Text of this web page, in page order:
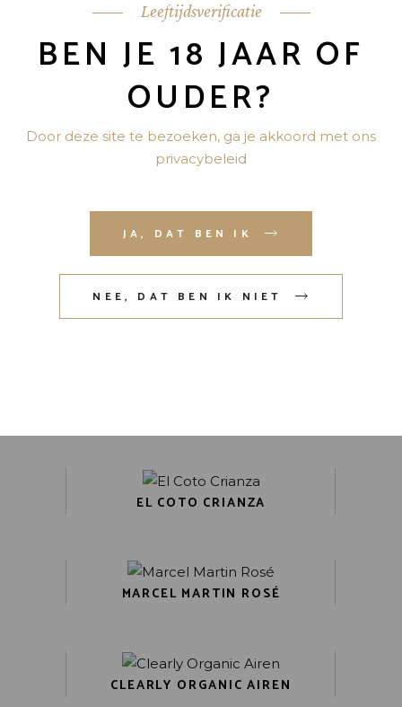
Leeftijdsverificatie
BEN JE 18 JAAR OF
OUDER?
Door deze site te bezoeken, ga je akkoord met ons
privacybeleid
JA, DAT BEN IK
NEE, DAT BEN IK NIET
deze browser voor de volgende
keer wanneer ik een reactie plaats.
EL COTO CRIANZA
MARCEL MARTIN ROSÉ
CLEARLY ORGANIC AIREN